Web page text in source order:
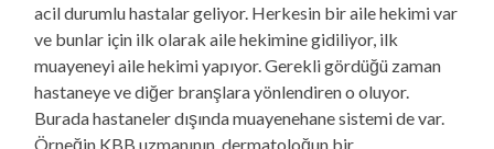
acil durumlu hastalar geliyor. Herkesin bir aile hekimi var
ve bunlar için ilk olarak aile hekimine gidiliyor, ilk
muayeneyi aile hekimi yapıyor. Gerekli gördüğü zaman
hastaneye ve diğer branşlara yönlendiren o oluyor.
Burada hastaneler dışında muayenehane sistemi de var.
Örneğin KBB uzmanının, dermatoloğun bir